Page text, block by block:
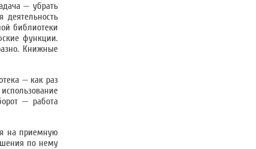
— убрать
библиотеки
функции.
Книжные
— как раз
— работа
на приемную
по нему